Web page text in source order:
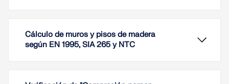
Cálculo de muros y pisos de madera
según EN 1995, SIA 265 y NTC